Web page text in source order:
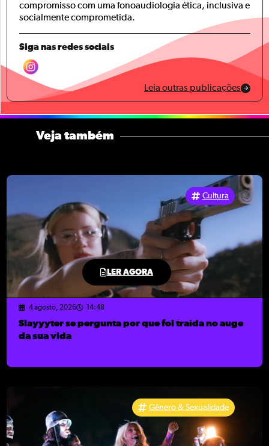
compromisso com uma fonoaudiologia ética, inclusiva e
socialmente comprometida.
Siga nas redes sociais
Leia outras publicações
Veja também
LER AGORA
Cultura
4 agosto, 2026 14:48
Slayyyter se pergunta por que foi traída no auge
da sua vida
Gênero & Sexualidade